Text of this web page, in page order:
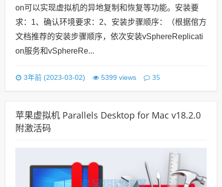
on可以实现虚拟机的异地复制和恢复等功能。安装要
求：1、确认环境要求：2、安装步骤顺序：（根据倌方
文档推荐的安装步骤顺序，依次安装vSphereReplicati
on服务和vSphereRe...
3年前 (2023-03-02) 5399 views 35
苹果虚拟机 Parallels Desktop for Mac v18.2.0
附激活码